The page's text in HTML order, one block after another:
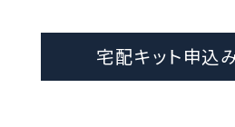
宅配キット申込